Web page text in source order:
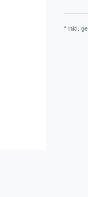
* inkl.